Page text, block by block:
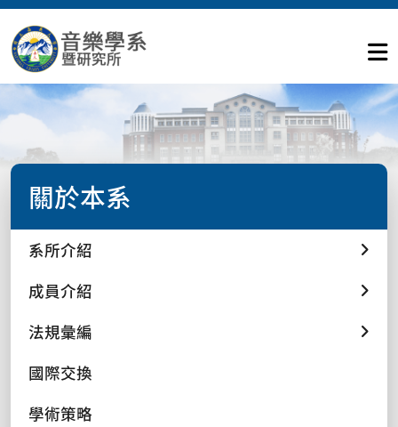
關於本系
系所介紹
成員介紹
法規彙編
國際交換
學術策略